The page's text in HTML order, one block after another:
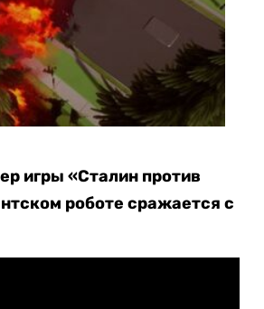
игры «Сталин против
роботе сражается с